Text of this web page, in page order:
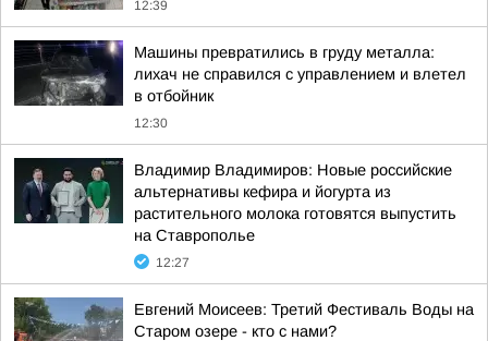
12:39
Машины превратились в груду металла:
лихач не справился с управлением и влетел
в отбойник
12:30
Владимир Владимиров: Новые российские
альтернативы кефира и йогурта из
растительного молока готовятся выпустить
на Ставрополье
12:27
Евгений Моисеев: Третий Фестиваль Воды на
Старом озере - кто с нами?